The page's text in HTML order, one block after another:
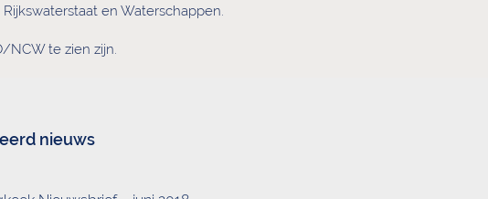
en Waterschappen.
NCW te zien zijn.
nieuws